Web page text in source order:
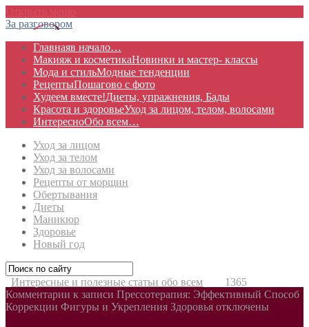
За разговором
Главнаяв начало…
Макияж и косметикаНовинки и мастер- классы
Мода и стильМодные тенденции
РецептыПошагово с фото
Худеем вместе!Диеты, упражнения, Бады
Красота и здоровьеУход за лицом, телом, волосами
ИнтересноОбо всем…
Уход за лицом
Уход за телом
Уход за волосами
Рецепты от морщин
Обертывания
Диеты
Маникюр
Здоровье
Новый год
Интересные и полезные статьи обо всем
1365
Комментарии к записи Прессотерапия: Эффективный Способ
Коррекции Фигуры и Укрепления Здоровья отключены